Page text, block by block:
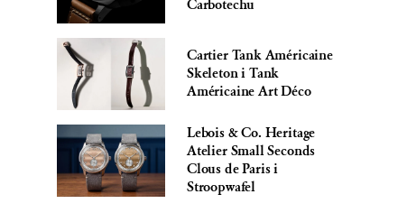
Carbotechu
Cartier Tank Américaine
Skeleton i Tank
Américaine Art Déco
Lebois & Co. Heritage
Atelier Small Seconds
Clous de Paris i
Stroopwafel